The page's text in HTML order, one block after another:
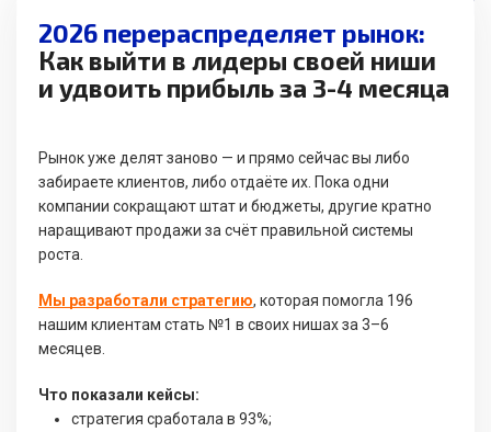
2026 перераспределяет рынок:
Как выйти в лидеры своей ниши
и удвоить прибыль за 3-4 месяца
Рынок уже делят заново — и прямо сейчас вы либо
забираете клиентов, либо отдаёте их. Пока одни
компании сокращают штат и бюджеты, другие кратно
наращивают продажи за счёт правильной системы
роста.
Мы разработали стратегию, которая помогла 196
нашим клиентам стать №1 в своих нишах за 3–6
месяцев.
Что показали кейсы:
стратегия сработала в 93%;